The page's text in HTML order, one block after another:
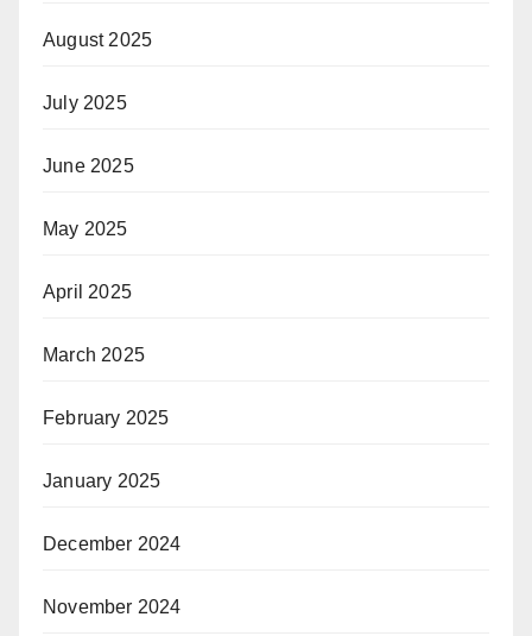
August 2025
July 2025
June 2025
May 2025
April 2025
March 2025
February 2025
January 2025
December 2024
November 2024